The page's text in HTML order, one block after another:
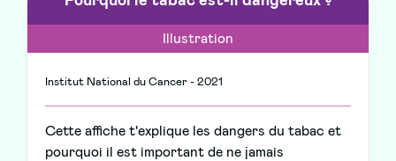
Illustration
Institut National du Cancer - 2021
Cette affiche t'explique les dangers du tabac et
pourquoi il est important de ne jamais